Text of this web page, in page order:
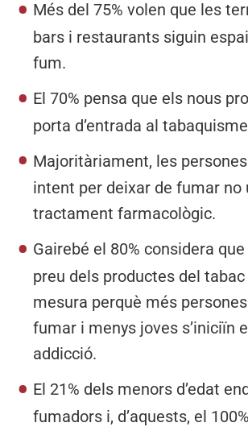
Més del 75% volen que les
bars i restaurants siguin
fum.
El 70% pensa que els nous
porta d’entrada al
Majoritàriament, les
intent per deixar de fumar no
tractament farmacològic.
Gairebé el 80% considera
preu dels productes del tabac
mesura perquè més
fumar i menys joves s’iniciïn
addicció.
El 21% dels menors d’edat
fumadors i, d’aquests, el